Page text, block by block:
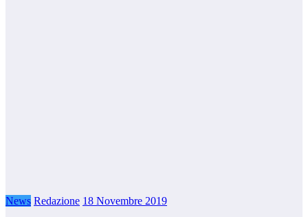
News Redazione 18 Novembre 2019